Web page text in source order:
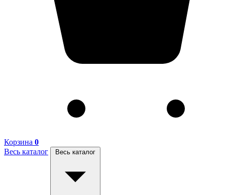
Корзина 0
Весь каталог
Весь каталог